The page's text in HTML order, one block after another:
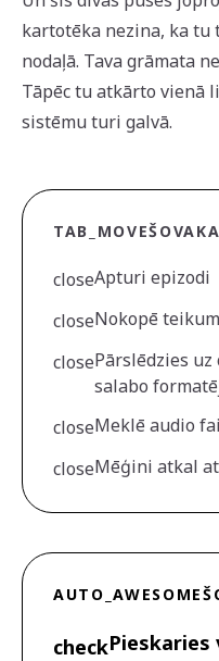
kartotēka nezina, ka
nodaļā. Tava grāmata
Tāpēc tu atkārto vienā
sistēmu turi galvā.
TAB_MOVE
closeApturi epizodi
closeNokopē
closePārslēdzies
salabo
closeMeklē audio
closeMēģini atkal
AUTO_AWESOME
checkPieskaries